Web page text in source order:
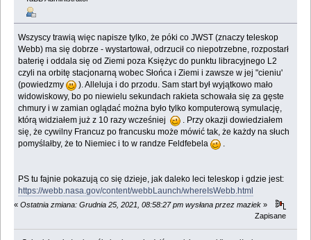
Wszyscy trawią więc napisze tylko, że póki co JWST (znaczy teleskop
Webb) ma się dobrze - wystartował, odrzucił co niepotrzebne, rozpostarł
baterię i oddala się od Ziemi poza Księżyc do punktu libracyjnego L2
czyli na orbitę stacjonarną wobec Słońca i Ziemi i zawsze w jej "cieniu'
(powiedzmy
). Alleluja i do przodu. Sam start był wyjątkowo mało
widowiskowy, bo po niewielu sekundach rakieta schowała się za gęste
chmury i w zamian oglądać można było tylko komputerową symulację,
którą widziałem już z 10 razy wcześniej
. Przy okazji dowiedziałem
się, że cywilny Francuz po francusku może mówić tak, że każdy na słuch
pomyślałby, że to Niemiec i to w randze Feldfebela
.
PS tu fajnie pokazują co się dzieje, jak daleko leci teleskop i gdzie jest:
https://webb.nasa.gov/content/webbLaunch/whereIsWebb.html
« Ostatnia zmiana: Grudnia 25, 2021, 08:58:27 pm wysłana przez maziek »
Zapisane